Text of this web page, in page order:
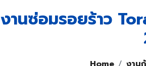
งานซ่อมรอยร้าว